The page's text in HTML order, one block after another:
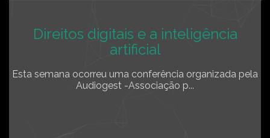
Direitos digitais e a inteligência
artificial
Esta semana ocorreu uma conferência organizada pela
Audiogest -Associação p...